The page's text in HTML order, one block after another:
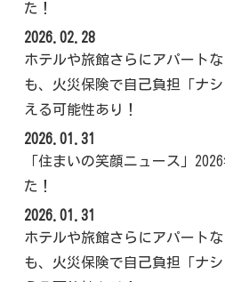
た！
2026.02.28
ホテルや旅館さらにアパート
も、火災保険で自己負担「ナ
える可能性あり！
2026.01.31
「住まいの笑顔ニュース」
た！
2026.01.31
ホテルや旅館さらにアパート
も、火災保険で自己負担「ナ